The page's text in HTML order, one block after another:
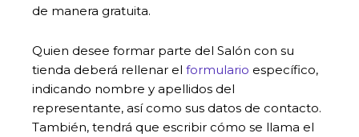
de manera gratuita.
Quien desee formar parte del Salón con su
tienda deberá rellenar el formulario específico,
indicando nombre y apellidos del
representante, así como sus datos de contacto.
También, tendrá que escribir cómo se llama el